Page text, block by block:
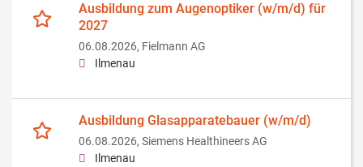
Ausbildung zum Augenoptiker (w/m/d) für
2027
06.08.2026, Fielmann AG
Ilmenau
Ausbildung Glasapparatebauer (w/m/d)
06.08.2026, Siemens Healthineers AG
Ilmenau